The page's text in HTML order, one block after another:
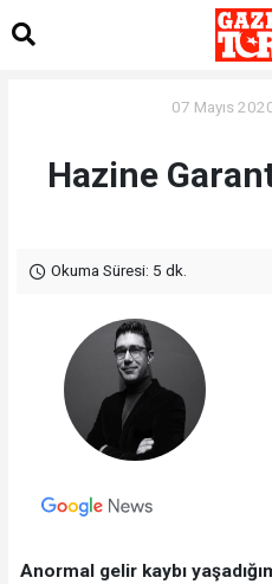
07 Mayıs
Hazine
Okuma Süresi: 5 dk.
Anormal gelir kaybı